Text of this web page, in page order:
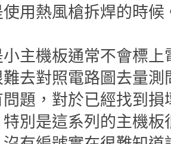
用熱風槍拆焊的時候
小主機板通常不會標
去對照電路圖去量
題，對於已經找到
別是這系列的主機